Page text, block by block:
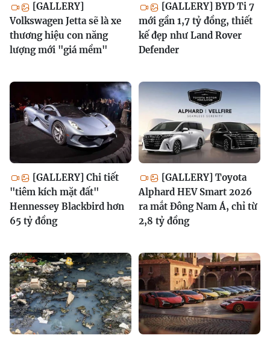
[GALLERY]
Volkswagen Jetta sẽ là xe
thương hiệu con năng
lượng mới "giá mềm"
[GALLERY] BYD Ti 7
mới gần 1,7 tỷ đồng, thiết
kế đẹp như Land Rover
Defender
[GALLERY] Chi tiết
"tiêm kích mặt đất"
Hennessey Blackbird hơn
65 tỷ đồng
[GALLERY] Toyota
Alphard HEV Smart 2026
ra mắt Đông Nam Á, chỉ từ
2,8 tỷ đồng